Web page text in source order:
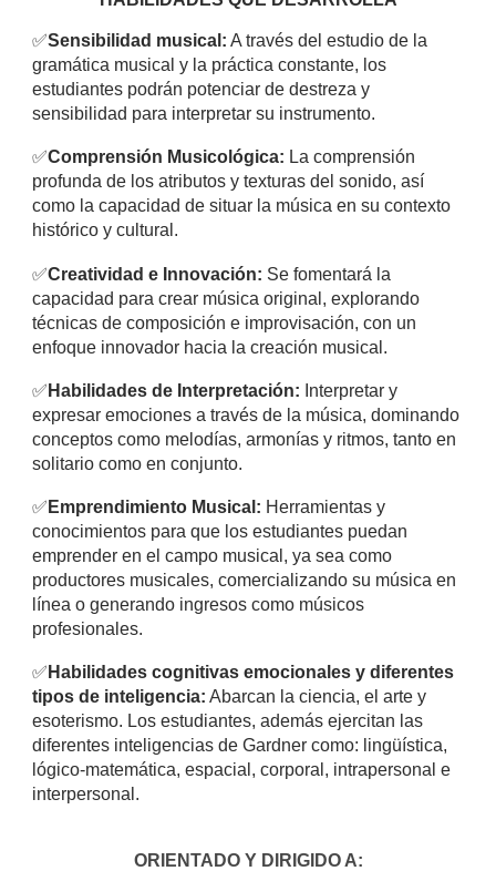
✅Sensibilidad musical: A través del estudio de la
gramática musical y la práctica constante, los
estudiantes podrán potenciar de destreza y
sensibilidad para interpretar su instrumento.
✅Comprensión Musicológica: La comprensión
profunda de los atributos y texturas del sonido, así
como la capacidad de situar la música en su contexto
histórico y cultural.
✅Creatividad e Innovación: Se fomentará la
capacidad para crear música original, explorando
técnicas de composición e improvisación, con un
enfoque innovador hacia la creación musical.
✅ Habilidades de Interpretación: Interpretar y
expresar emociones a través de la música, dominando
conceptos como melodías, armonías y ritmos, tanto en
solitario como en conjunto.
✅ Emprendimiento Musical: Herramientas y
conocimientos para que los estudiantes puedan
emprender en el campo musical, ya sea como
productores musicales, comercializando su música en
línea o generando ingresos como músicos
profesionales.
✅ Habilidades cognitivas emocionales y diferentes
tipos de inteligencia: Abarcan la ciencia, el arte y
esoterismo. Los estudiantes, además ejercitan las
diferentes inteligencias de Gardner como: lingüística,
lógico-matemática, espacial, corporal, intrapersonal e
interpersonal.
ORIENTADO Y DIRIGIDO A: